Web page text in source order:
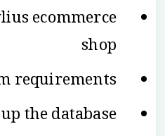
ecommerce
shop
requirements
the database